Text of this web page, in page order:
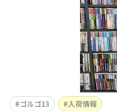
ゴルゴ13 入荷情報